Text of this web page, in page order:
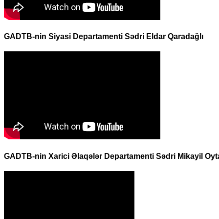
GADTB-nin Siyasi Departamenti Sədri Eldar Qaradağlı
GADTB-nin Xarici Əlaqələr Departamenti Sədri Mikayil